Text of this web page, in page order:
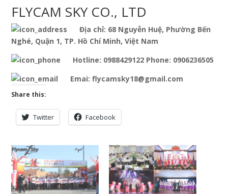
FLYCAM SKY CO., LTD
Địa chỉ: 68 Nguyễn Huệ, Phường Bến
Nghé, Quận 1, TP. Hồ Chí Minh, Việt Nam
Hotline: 0988429122 Phone: 0906236505
Emai: flycamsky18@gmail.com
Share this:
Twitter Facebook